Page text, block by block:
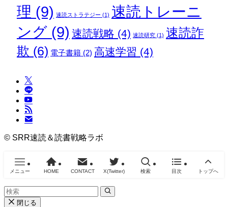
理 (9) 速読ストラテジー (1) 速読トレーニ
ング(9) 速読戦略 (4) 速読研究(1) 速読詐
欺 (6) 電子書籍(2) 高速学習 (4)
© SRR速読＆読書戦略ラボ
メニュー HOME CONTACT X(Twitter) 検索 目次 トップへ
閉じる